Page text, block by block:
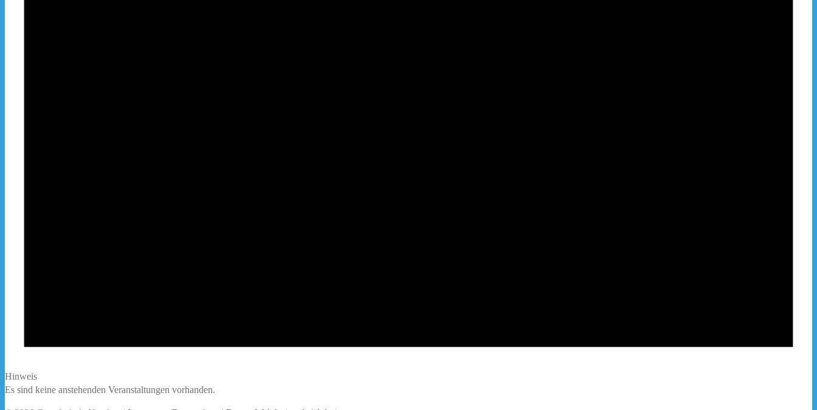
Hinweis
Es sind keine anstehenden Veranstaltungen vorhanden.